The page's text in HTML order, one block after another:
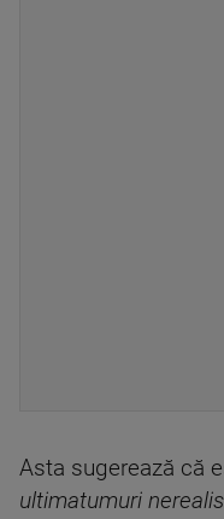
Asta sugerează că
ultimatumuri